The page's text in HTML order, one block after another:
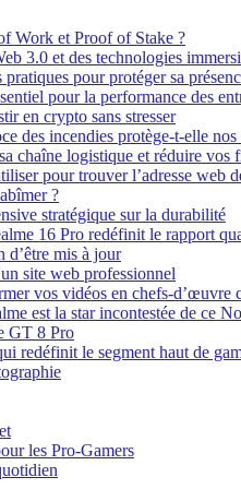
Work et Proof of Stake ?
3.0 et des technologies
pour protéger sa
pour la performance des
en crypto sans stresser
des incendies protège-t-elle nos
chaîne logistique et réduire vos
pour trouver l’adresse web
?
stratégique sur la durabilité
16 Pro redéfinit le rapport
d’être mis à jour
site web professionnel
vos vidéos en chefs-d’œuvre
est la star incontestée de ce
GT 8 Pro
redéfinit le segment haut de
les Pro-Gamers